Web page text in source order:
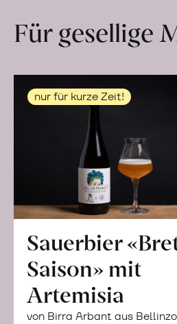
Für gesellige
nur für kurze Zeit!
Sauerbier
Saison» mit
Artemisia
von Birra Arbant aus